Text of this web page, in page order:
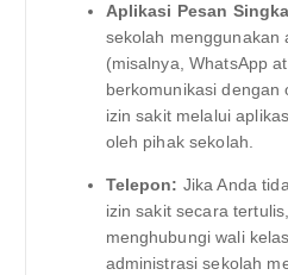
Aplikasi Pesan
sekolah menggunakan
(misalnya, WhatsApp
berkomunikasi dengan
izin sakit melalui
oleh pihak sekolah.
Telepon: Jika Anda
izin sakit secara
menghubungi wali
administrasi sekolah